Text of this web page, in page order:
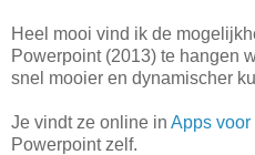
Heel mooi vind ik de
Powerpoint (2013) te hangen
snel mooier en dynamischer
Je vindt ze online in Apps
Powerpoint zelf.